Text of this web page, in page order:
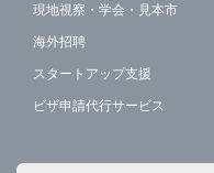
現地視察・学会・見本市
海外招聘
スタートアップ支援
ビザ申請代行サービス